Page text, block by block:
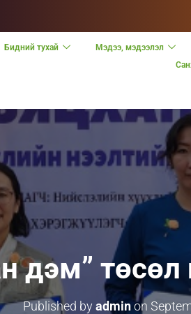
Бидний тухай Мэдээ, мэдээлэл
дэм” төсөл
Published byadminon